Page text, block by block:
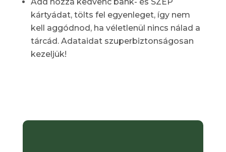
kártyádat, tölts fel egyenleget, így nem
kell aggódnod, ha véletlenül nincs nálad a
tárcád. Adataidat szuperbiztonságosan
kezeljük!